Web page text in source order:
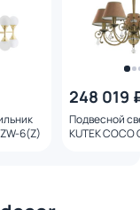
6(Z)
248 019
Подвесной
KUTEK COCO